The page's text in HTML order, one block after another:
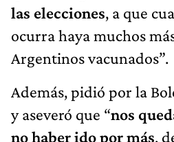
las elecciones, a que
ocurra haya muchos
Argentinos vacunados”.
Además, pidió por la
y aseveró que “nos
no haber ido por más,